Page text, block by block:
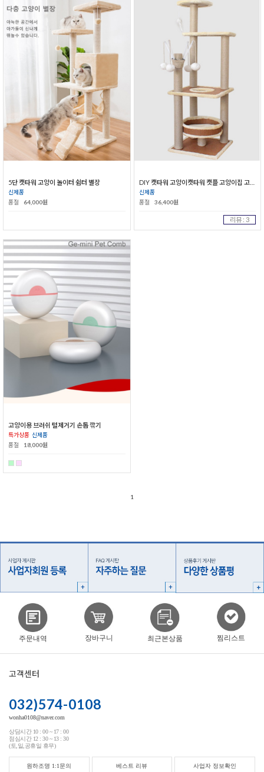
5단 캣타워 고양이 놀이터 쉼터 별장
신제품
품절
64,000원
DIY 캣타워 고양이캣타워 캣플 고양이집 고양이장난감
신제품
품절
36,400원
리뷰 : 3
고양이용 브러쉬 털제거기 손톱 깎기
특가상품 신제품
품절
18,000원
1
주문내역 장바구니 최근본상품 찜리스트
고객센터
032)574-0108
wonha0108@naver.com
상담시간 10 : 00 ~ 17 : 00
점심시간 12 : 30 ~ 13 : 30
(토,일,공휴일 휴무)
원하조명 1:1문의 베스트 리뷰 사업자 정보확인